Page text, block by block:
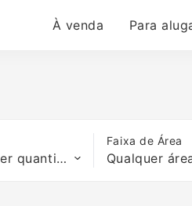
À venda Para
Qualquer quantidade de quartos
Faixa de Área
Qualquer